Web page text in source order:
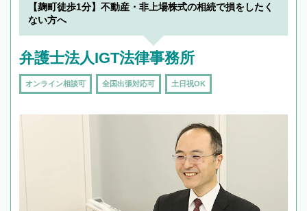
【麹町徒歩1分】不動産・非上場株式の相続で損をしたく
ない方へ
弁護士法人IGT法律事務所
オンライン相談可 全国出張対応可 土日祝OK